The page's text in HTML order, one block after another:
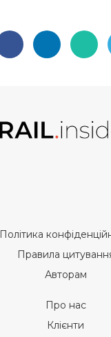
Політика
Правила
Авторам
Про нас
Клієнти